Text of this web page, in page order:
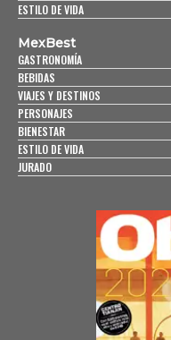
ESTILO DE VIDA
MexBest
GASTRONOMÍA
BEBIDAS
VIAJES Y DESTINOS
PERSONAJES
BIENESTAR
ESTILO DE VIDA
JURADO